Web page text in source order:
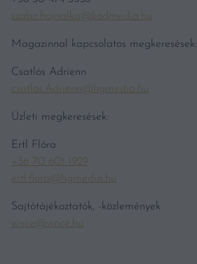
szabo.hajnalka@kodmedia.hu
Magazinnal kapcsolatos megkeresések:
Csatlós Adrienn
csatlos.Adrienn@hgmedia.hu
Üzleti megkeresések:
Ertl Flóra
+36 70 601 1929
ertl.flora@hgmedia.hu
Sajtótájékoztatók, -közlemények
vince@vince.hu